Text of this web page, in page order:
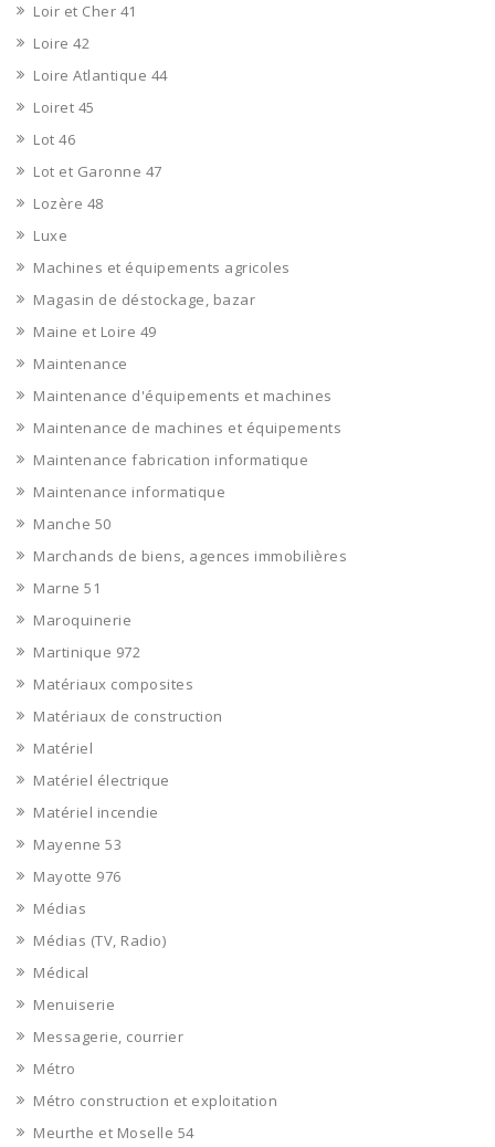
Loir et Cher 41
Loire 42
Loire Atlantique 44
Loiret 45
Lot 46
Lot et Garonne 47
Lozère 48
Luxe
Machines et équipements agricoles
Magasin de déstockage, bazar
Maine et Loire 49
Maintenance
Maintenance d'équipements et machines
Maintenance de machines et équipements
Maintenance fabrication informatique
Maintenance informatique
Manche 50
Marchands de biens, agences immobilières
Marne 51
Maroquinerie
Martinique 972
Matériaux composites
Matériaux de construction
Matériel
Matériel électrique
Matériel incendie
Mayenne 53
Mayotte 976
Médias
Médias (TV, Radio)
Médical
Menuiserie
Messagerie, courrier
Métro
Métro construction et exploitation
Meurthe et Moselle 54